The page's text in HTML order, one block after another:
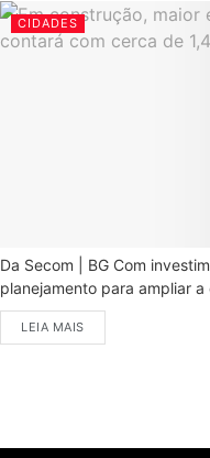
CIDADES
Da Secom | BG Com
planejamento para ampliar
LEIA MAIS